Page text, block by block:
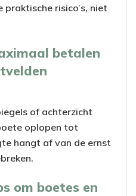
risico’s, niet
betalen
of achterzicht
oplopen tot
hangt af van de ernst
om boetes en